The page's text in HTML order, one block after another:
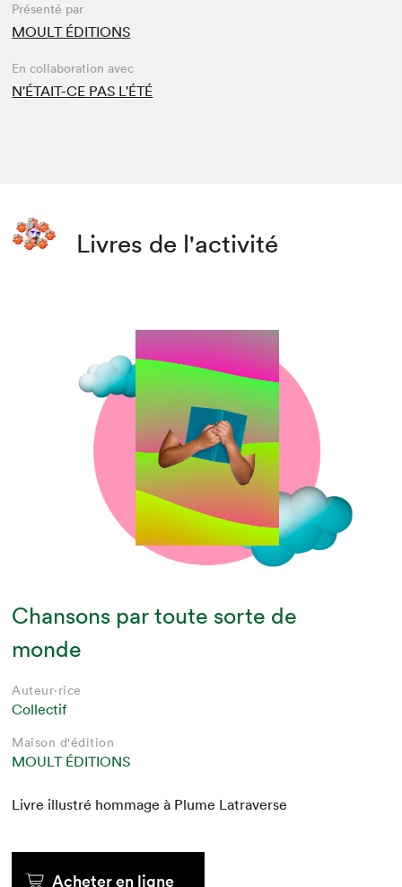
Présenté par
MOULT ÉDITIONS
En collaboration avec
N'ÉTAIT-CE PAS L'ÉTÉ
Livres de l'activité
Chansons par toute sorte de
monde
Auteur·rice
Collectif
Maison d'édition
MOULT ÉDITIONS
Livre illus­tré hom­mage à Plume Latraverse
Acheter en ligne